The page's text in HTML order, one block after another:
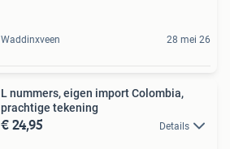
Waddinxveen 28 mei 26
L nummers, eigen import Colombia,
prachtige tekening
€ 24,95 Details